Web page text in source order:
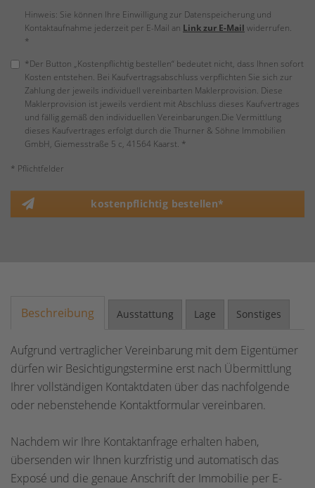
Hinweis: Sie können Ihre Einwilligung zur Datenspeicherung und
Kontaktaufnahme jederzeit per E-Mail an Link zur E-Mail widerrufen.
*
*Der Button „Kostenpflichtig bestellen“ bedeutet nicht, dass Ihnen sofort
Kosten entstehen. Bei Kaufvertragsabschluss verpflichten Sie sich zur
Zahlung der jeweils individuell vereinbarten Maklerprovision. Diese
Maklerprovision ist jeweils verdient mit Abschluss dieses Kaufvertrages
und fällig gemäß den individuellen Vereinbarungen.Die Vermittlung
dieses Kaufvertrages erfolgt durch die Thurner & Söhne Immobilien
GmbH, Giemesstraße 5 c, 41564 Kaarst. *
* Pflichtfelder
kostenpflichtig bestellen*
Beschreibung Ausstattung Lage Sonstiges
Aufgrund vertraglicher Vereinbarung mit dem Eigentümer
dürfen wir Besichtigungstermine erst nach Übermittlung
Ihrer vollständigen Kontaktdaten über das nachfolgende
oder nebenstehende Kontaktformular vereinbaren.
Nachdem wir Ihre Kontaktanfrage erhalten haben,
übersenden wir Ihnen kurzfristig und automatisch das
Exposé und die genaue Anschrift der Immobilie per E-